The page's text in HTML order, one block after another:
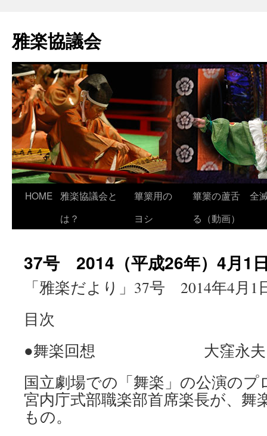
雅楽協議会
HOME
雅楽協議会と
は？
篳篥用の
ヨシ
篳篥の蘆舌 全
る（動画）
37号 2014（平成26年）4月1
「雅楽だより」37号 2014年4月1
目次
●舞楽回想 大窪永
国立劇場での「舞楽」の公演の
宮内庁式部職楽部首席楽長が、舞
もの。